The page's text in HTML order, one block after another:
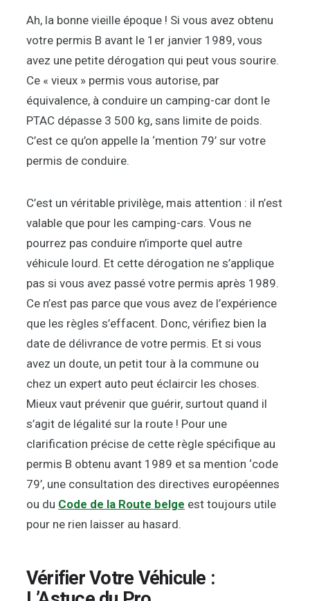
Ah, la bonne vieille époque ! Si vous avez obtenu
votre permis B avant le 1er janvier 1989, vous
avez une petite dérogation qui peut vous sourire.
Ce « vieux » permis vous autorise, par
équivalence, à conduire un camping-car dont le
PTAC dépasse 3 500 kg, sans limite de poids.
C’est ce qu’on appelle la ‘mention 79’ sur votre
permis de conduire.
C’est un véritable privilège, mais attention : il n’est
valable que pour les camping-cars. Vous ne
pourrez pas conduire n’importe quel autre
véhicule lourd. Et cette dérogation ne s’applique
pas si vous avez passé votre permis après 1989.
Ce n’est pas parce que vous avez de l’expérience
que les règles s’effacent. Donc, vérifiez bien la
date de délivrance de votre permis. Et si vous
avez un doute, un petit tour à la commune ou
chez un expert auto peut éclaircir les choses.
Mieux vaut prévenir que guérir, surtout quand il
s’agit de légalité sur la route ! Pour une
clarification précise de cette règle spécifique au
permis B obtenu avant 1989 et sa mention ‘code
79’, une consultation des directives européennes
ou du Code de la Route belge est toujours utile
pour ne rien laisser au hasard.
Vérifier Votre Véhicule :